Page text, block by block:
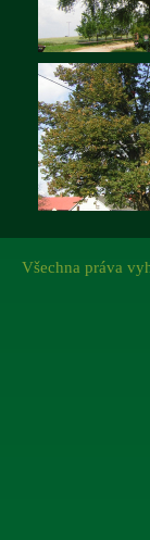
Všechna práva